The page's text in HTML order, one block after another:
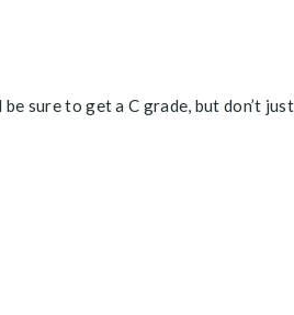
sure to get a C grade, but don’t